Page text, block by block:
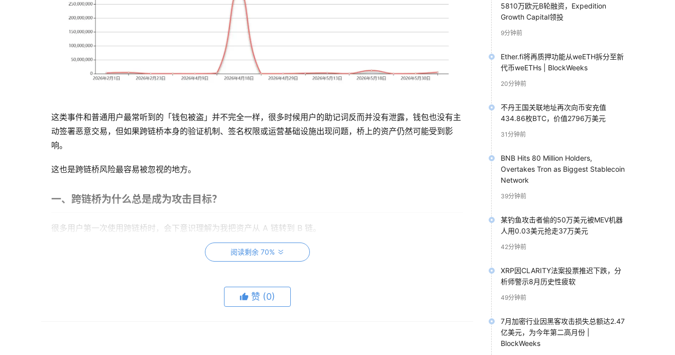
这类事件和普通用户最常听到的「钱包被盗」并不完全一样，很多时候用户的助记词反而并没有泄露，钱包也没有主
动签署恶意交易，但如果跨链桥本身的验证机制、签名权限或运营基础设施出现问题，桥上的资产仍然可能受到影
响。
这也是跨链桥风险最容易被忽视的地方。
一、跨链桥为什么总是成为攻击目标？
很多用户第一次使用跨链桥时，会下意识理解为我把资产从 A 链转到 B 链。
但更准确地说，跨链通常不是资产真的从一条链「搬」到了另一条链，而是通过一套桥接机制完成资产映射锁定和重
阅读剩余 70%
赞 (0)
5810万欧元B轮融资，Expedition
Growth Capital领投
9分钟前
Ether.fi将再质押功能从weETH拆分至新
代币weETHs | BlockWeeks
20分钟前
不丹王国关联地址再次向币安充值
434.86枚BTC，价值2796万美元
31分钟前
BNB Hits 80 Million Holders,
Overtakes Tron as Biggest Stablecoin
Network
39分钟前
某钓鱼攻击者偷的50万美元被MEV机器
人用0.03美元抢走37万美元
42分钟前
XRP因CLARITY法案投票推迟下跌，分
析师警示8月历史性疲软
49分钟前
7月加密行业因黑客攻击损失总额达2.47
亿美元，为今年第二高月份 |
BlockWeeks